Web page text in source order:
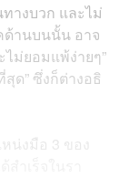
างบวก และไม่
ด้านบนนั้น อาจ
ม่ยอมแพ้ง่ายๆ”
ด” ซึ่งก็ต่างอธิ
น่งมือ 3 ของ